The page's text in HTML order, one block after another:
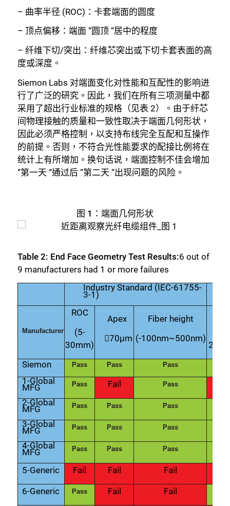
– 曲率半径 (ROC)：卡套端面的圆度
– 顶点偏移：端面 “圆顶 “居中的程度
– 纤维下切/突出：纤维芯突出或下切卡套表面的高
度或深度。
Siemon Labs 对端面变化对性能和互配性的影响进
行了广泛的研究。因此，我们在所有三项测量中都
采用了超出行业标准的规格（见表 2）。由于纤芯
间物理接触的质量和一致性取决于端面几何形状，
因此必须严格控制，以支持布线完全互配和互操作
的前提。否则，不符合光性能要求的配接比例将在
统计上有所增加。换句话说，端面控制不佳会增加
“第一天 “通过后 “第二天 “出现问题的风险。
图 1： 端面几何形状
Table 2: End Face Geometry Test Results:6 out of
9 manufacturers had 1 or more failures
Industry Standard (IEC-61755-
3-1)
Manufacturer
ROC
(5-
30mm)
Apex
70µm
Fiber height
(-100nm~500nm)
Siemon
Pass Pass Pass
1-Global
MFG Pass Fail Pass
2-Global
MFG Pass Pass Pass
3-Global
MFG Pass Pass Pass
4-Global
MFG Pass Pass Pass
5-Generic Fail Fail Fail
6-Generic Pass Fail Fail